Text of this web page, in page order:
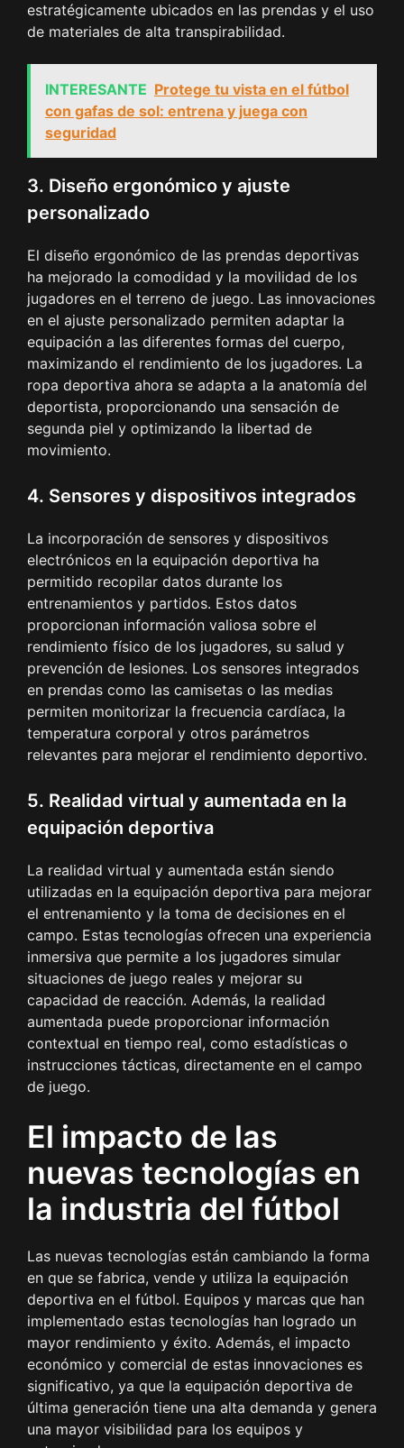
estratégicamente ubicados en las prendas y el uso
de materiales de alta transpirabilidad.
INTERESANTE Protege tu vista en el fútbol
con gafas de sol: entrena y juega con
seguridad
3. Diseño ergonómico y ajuste
personalizado
El diseño ergonómico de las prendas deportivas
ha mejorado la comodidad y la movilidad de los
jugadores en el terreno de juego. Las innovaciones
en el ajuste personalizado permiten adaptar la
equipación a las diferentes formas del cuerpo,
maximizando el rendimiento de los jugadores. La
ropa deportiva ahora se adapta a la anatomía del
deportista, proporcionando una sensación de
segunda piel y optimizando la libertad de
movimiento.
4. Sensores y dispositivos integrados
La incorporación de sensores y dispositivos
electrónicos en la equipación deportiva ha
permitido recopilar datos durante los
entrenamientos y partidos. Estos datos
proporcionan información valiosa sobre el
rendimiento físico de los jugadores, su salud y
prevención de lesiones. Los sensores integrados
en prendas como las camisetas o las medias
permiten monitorizar la frecuencia cardíaca, la
temperatura corporal y otros parámetros
relevantes para mejorar el rendimiento deportivo.
5. Realidad virtual y aumentada en la
equipación deportiva
La realidad virtual y aumentada están siendo
utilizadas en la equipación deportiva para mejorar
el entrenamiento y la toma de decisiones en el
campo. Estas tecnologías ofrecen una experiencia
inmersiva que permite a los jugadores simular
situaciones de juego reales y mejorar su
capacidad de reacción. Además, la realidad
aumentada puede proporcionar información
contextual en tiempo real, como estadísticas o
instrucciones tácticas, directamente en el campo
de juego.
El impacto de las
nuevas tecnologías en
la industria del fútbol
Las nuevas tecnologías están cambiando la forma
en que se fabrica, vende y utiliza la equipación
deportiva en el fútbol. Equipos y marcas que han
implementado estas tecnologías han logrado un
mayor rendimiento y éxito. Además, el impacto
económico y comercial de estas innovaciones es
significativo, ya que la equipación deportiva de
última generación tiene una alta demanda y genera
una mayor visibilidad para los equipos y